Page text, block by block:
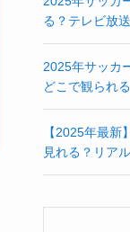
る？テレビ放
2025年サッカ
どこで観られ
【2025年最
見れる？リア